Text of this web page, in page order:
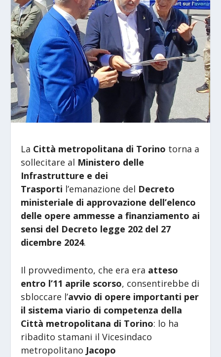
La Città metropolitana di Torino torna a
sollecitare al Ministero delle
Infrastrutture e dei
Trasporti l’emanazione del Decreto
ministeriale di approvazione dell’elenco
delle opere ammesse a finanziamento ai
sensi del Decreto legge 202 del 27
dicembre 2024.
Il provvedimento, che era era atteso
entro l’11 aprile scorso, consentirebbe di
sbloccare l’avvio di opere importanti per
il sistema viario di competenza della
Città metropolitana di Torino: lo ha
ribadito stamani il Vicesindaco
metropolitano Jacopo